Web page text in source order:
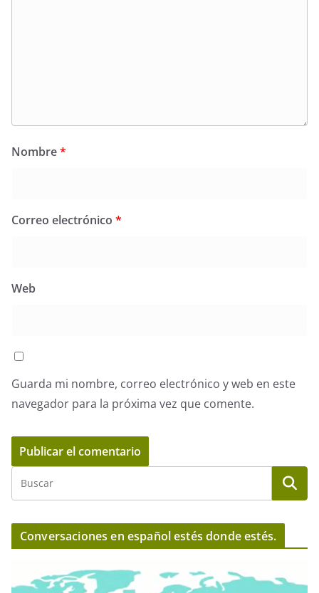
Nombre*
Correo electrónico *
Web
Guarda mi nombre, correo electrónico y web en este
navegador para la próxima vez que comente.
Conversaciones en español estés donde estés.
e